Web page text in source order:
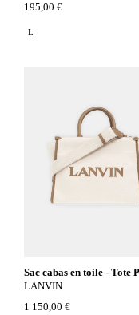
195,00 €
L
Sac cabas en toile - Tote
LANVIN
1 150,00 €